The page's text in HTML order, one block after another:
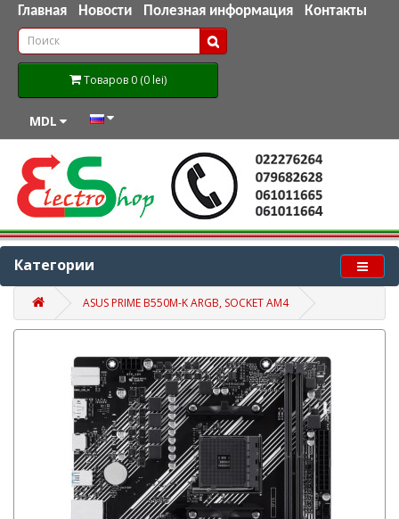
Главная Новости Полезная информация Контакты
Товаров 0 (0 lei)
MDL
Категории
ASUS PRIME B550M-K ARGB, SOCKET AM4